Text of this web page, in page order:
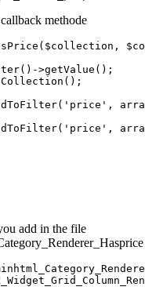
methode
>getValue();
add in the file